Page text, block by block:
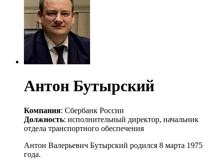
Антон Бутырский
Компания: Сбербанк России
Должность: исполнительный директор, начальник
отдела транспортного обеспечения
Антон Валерьевич Бутырский родился 8 марта 1975
года.